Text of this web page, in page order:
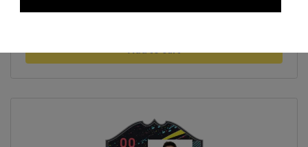
Add to cart